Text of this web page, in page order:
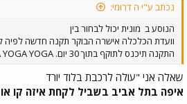
נכתב ע"י ה דרומי:
הנוסע ב מונית יכול לבחור בין
וועדת הכלכלה אישרה הבוקר תקנה חדשה לפיה
התקנה תיכנס לתוקף בתוך 30 יום. YOGA YOGA YOGA
שאלה אני "עולה לרכבת בלוד יורד
איפה בתל אביב בשביל לקחת איזה קו